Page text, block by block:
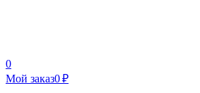
0
Мой заказ0 ₽